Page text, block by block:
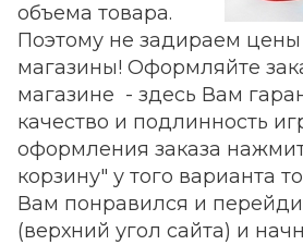
объема товара.
Поэтому не задираем цены
магазины! Оформляйте
магазине - здесь Вам
качество и подлинность
оформления заказа
корзину" у того варианта
Вам понравился и
(верхний угол сайта) и